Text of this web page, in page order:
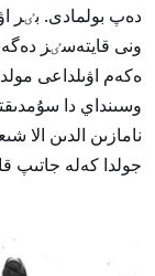
دەپ بولمادى. بٸر
ونى قايتەسٸز
ەكەم اۋىلداعى
وسىنداي دا
نامازىن الدىن
جولدا كەلە جاتىپ